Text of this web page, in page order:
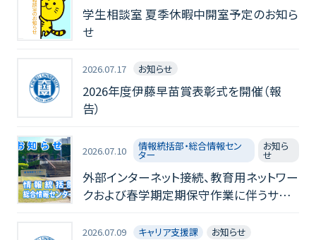
学生相談室 夏季休暇中開室予定のお知ら
せ
2026.07.17 お知らせ
2026年度伊藤早苗賞表彰式を開催（報
告）
2026.07.10 情報統括部・総合情報セン
ター
お知ら
せ
外部インターネット接続、教育用ネットワー
クおよび春学期定期保守作業に伴うサー
2026.07.09 キャリア支援課 お知らせ